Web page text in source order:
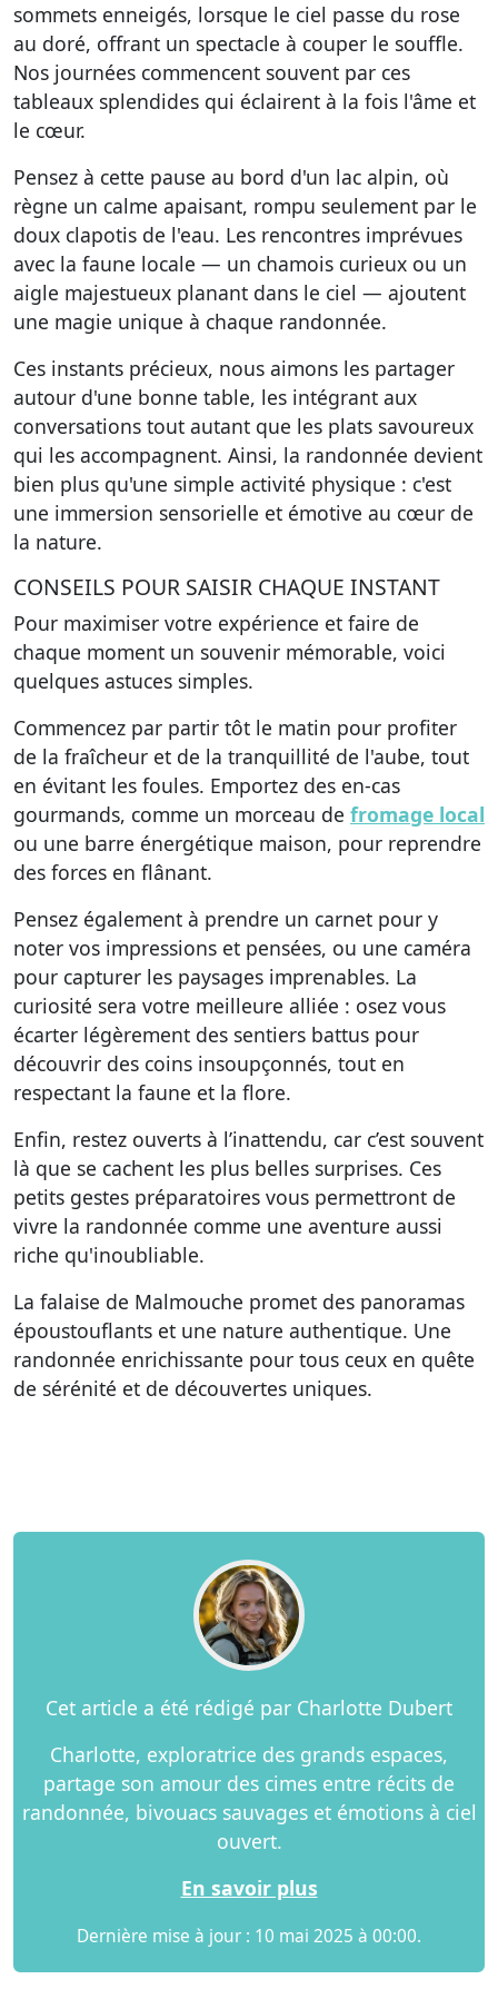
sommets enneigés, lorsque le ciel passe du rose
au doré, offrant un spectacle à couper le souffle.
Nos journées commencent souvent par ces
tableaux splendides qui éclairent à la fois l'âme et
le cœur.
Pensez à cette pause au bord d'un lac alpin, où
règne un calme apaisant, rompu seulement par le
doux clapotis de l'eau. Les rencontres imprévues
avec la faune locale — un chamois curieux ou un
aigle majestueux planant dans le ciel — ajoutent
une magie unique à chaque randonnée.
Ces instants précieux, nous aimons les partager
autour d'une bonne table, les intégrant aux
conversations tout autant que les plats savoureux
qui les accompagnent. Ainsi, la randonnée devient
bien plus qu'une simple activité physique : c'est
une immersion sensorielle et émotive au cœur de
la nature.
CONSEILS POUR SAISIR CHAQUE INSTANT
Pour maximiser votre expérience et faire de
chaque moment un souvenir mémorable, voici
quelques astuces simples.
Commencez par partir tôt le matin pour profiter
de la fraîcheur et de la tranquillité de l'aube, tout
en évitant les foules. Emportez des en-cas
gourmands, comme un morceau de fromage local
ou une barre énergétique maison, pour reprendre
des forces en flânant.
Pensez également à prendre un carnet pour y
noter vos impressions et pensées, ou une caméra
pour capturer les paysages imprenables. La
curiosité sera votre meilleure alliée : osez vous
écarter légèrement des sentiers battus pour
découvrir des coins insoupçonnés, tout en
respectant la faune et la flore.
Enfin, restez ouverts à l’inattendu, car c’est souvent
là que se cachent les plus belles surprises. Ces
petits gestes préparatoires vous permettront de
vivre la randonnée comme une aventure aussi
riche qu'inoubliable.
La falaise de Malmouche promet des panoramas
époustouflants et une nature authentique. Une
randonnée enrichissante pour tous ceux en quête
de sérénité et de découvertes uniques.
Cet article a été rédigé par Charlotte Dubert
Charlotte, exploratrice des grands espaces,
partage son amour des cimes entre récits de
randonnée, bivouacs sauvages et émotions à ciel
ouvert.
En savoir plus
Dernière mise à jour : 10 mai 2025 à 00:00.